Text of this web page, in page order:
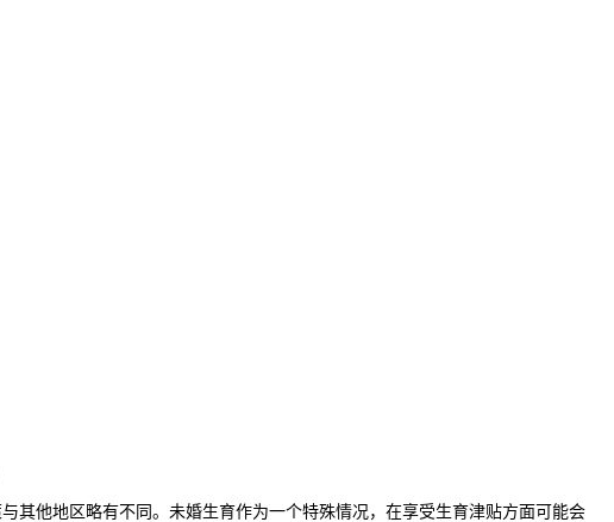
他地区略有不同。未婚生育作为一个特殊情况，在享受生育津贴方面可能会